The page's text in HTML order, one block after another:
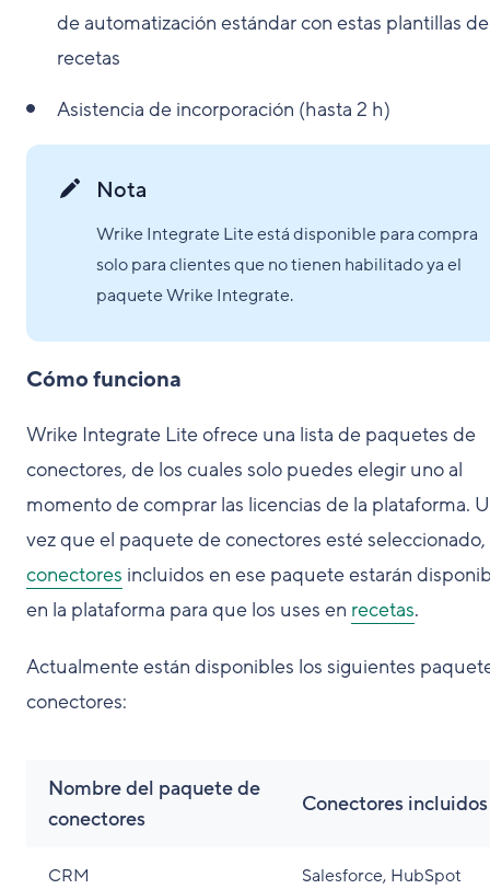
de automatización estándar con estas plantillas de
recetas
Asistencia de incorporación (hasta 2 h)
Nota
Wrike Integrate Lite está disponible para compra
solo para clientes que no tienen habilitado ya el
paquete Wrike Integrate.
Cómo funciona
Wrike Integrate Lite ofrece una lista de paquetes de
conectores, de los cuales solo puedes elegir uno al
momento de comprar las licencias de la plataforma.
vez que el paquete de conectores esté seleccionado,
conectores incluidos en ese paquete estarán
en la plataforma para que los uses en recetas.
Actualmente están disponibles los siguientes
conectores:
Nombre del paquete de
conectores
Conectores incluidos
CRM Salesforce, HubSpot